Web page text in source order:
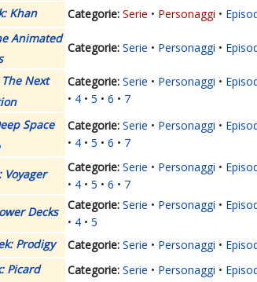
Khan
Serie Personaggi
Animated
Serie Personaggi
Next
Serie Personaggi
4
5 6
7
Space
Serie Personaggi
4
5 6 7
Voyager Serie Personaggi
4
5 6
7
Decks
Serie Personaggi
4
5
Prodigy
Serie Personaggi
Picard
Serie Personaggi